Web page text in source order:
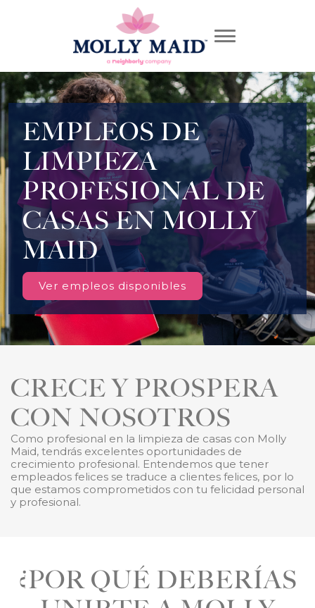
EMPLEOS DE
LIMPIEZA
PROFESIONAL DE
CASAS EN MOLLY
MAID
Ver empleos disponibles
CRECE Y PROSPERA
CON NOSOTROS
Como profesional en la limpieza de casas con Molly
Maid, tendrás excelentes oportunidades de
crecimiento profesional. Entendemos que tener
empleados felices se traduce a clientes felices, por lo
que estamos comprometidos con tu felicidad personal
y profesional.
¿POR QUÉ DEBERÍAS